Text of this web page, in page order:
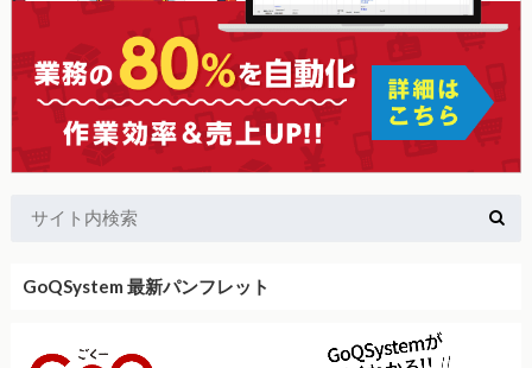
GoQSystem 最新パンフレット